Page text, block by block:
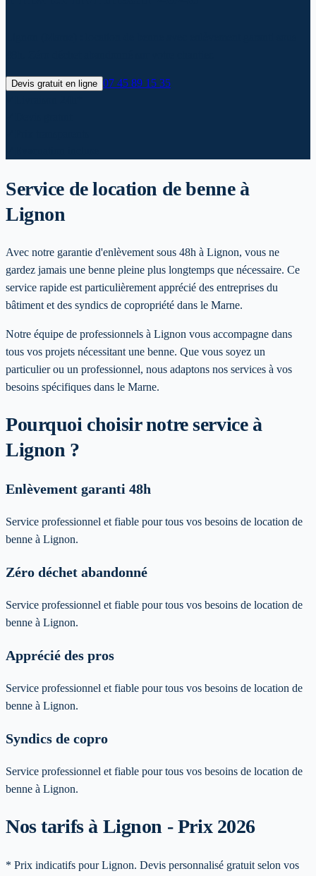
Devis gratuit en ligne 07 45 89 15 35
Service de location de benne à
Lignon
Avec notre garantie d'enlèvement sous 48h à Lignon, vous ne
gardez jamais une benne pleine plus longtemps que nécessaire. Ce
service rapide est particulièrement apprécié des entreprises du
bâtiment et des syndics de copropriété dans le Marne.
Notre équipe de professionnels à Lignon vous accompagne dans
tous vos projets nécessitant une benne. Que vous soyez un
particulier ou un professionnel, nous adaptons nos services à vos
besoins spécifiques dans le Marne.
Pourquoi choisir notre service à
Lignon ?
Enlèvement garanti 48h
Service professionnel et fiable pour tous vos besoins de location de
benne à Lignon.
Zéro déchet abandonné
Service professionnel et fiable pour tous vos besoins de location de
benne à Lignon.
Apprécié des pros
Service professionnel et fiable pour tous vos besoins de location de
benne à Lignon.
Syndics de copro
Service professionnel et fiable pour tous vos besoins de location de
benne à Lignon.
Nos tarifs à Lignon - Prix 2026
* Prix indicatifs pour Lignon. Devis personnalisé gratuit selon vos